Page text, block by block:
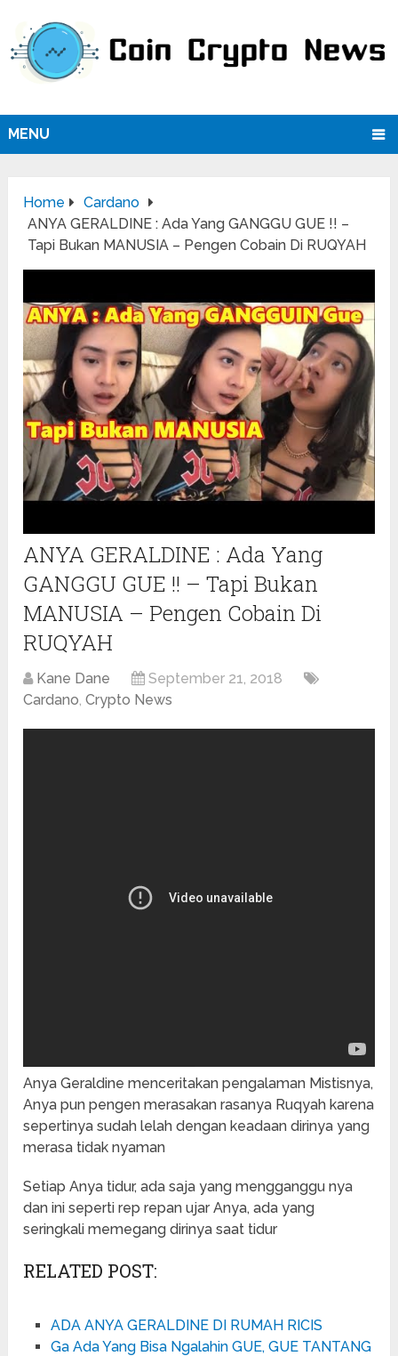
MENU
Home
Cardano
ANYA GERALDINE : Ada Yang GANGGU GUE !! –
Tapi Bukan MANUSIA – Pengen Cobain Di RUQYAH
ANYA GERALDINE : Ada Yang
GANGGU GUE !! – Tapi Bukan
MANUSIA – Pengen Cobain Di
RUQYAH
Kane Dane
September 21, 2018
Cardano,Crypto News
Anya Geraldine menceritakan pengalaman Mistisnya,
Anya pun pengen merasakan rasanya Ruqyah karena
sepertinya sudah lelah dengan keadaan dirinya yang
merasa tidak nyaman
Setiap Anya tidur, ada saja yang mengganggu nya
dan ini seperti rep repan ujar Anya, ada yang
seringkali memegang dirinya saat tidur
RELATED POST:
ADA ANYA GERALDINE DI RUMAH RICIS
Ga Ada Yang Bisa Ngalahin GUE, GUE TANTANG